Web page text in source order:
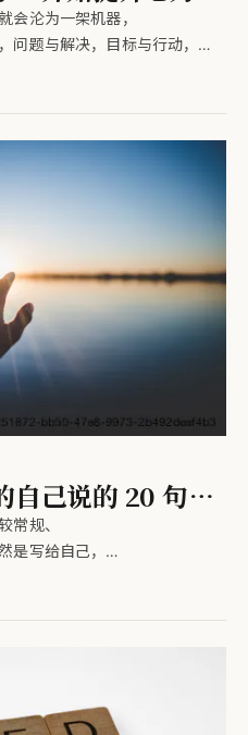
会沦为一架机器，
问题与解决，目标与行动，
自己说的 20 句心
常规、
是写给自己，
接列点，